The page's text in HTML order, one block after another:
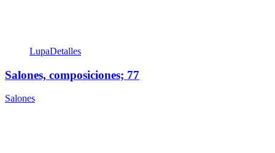
LupaDetalles
Salones, composiciones; 77
Salones